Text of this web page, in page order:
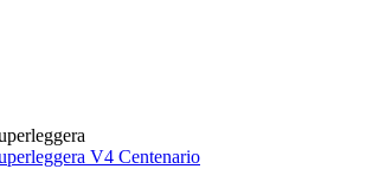
V4 Centenario